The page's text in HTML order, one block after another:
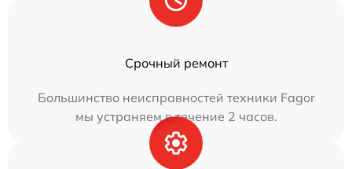
Срочный ремонт
Большинство неисправностей техники Fagor
мы устраняем в течение 2 часов.